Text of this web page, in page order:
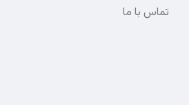
تماس با ما